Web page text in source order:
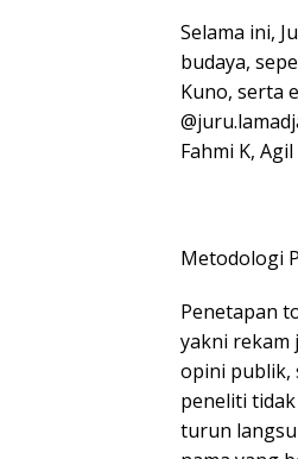
Selama ini,
budaya,
Kuno, serta
Fahmi K,
Metodologi
Penetapan
yakni rekam
opini publik,
peneliti
turun